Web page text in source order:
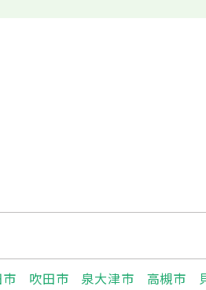
吹田市 泉大津市 高槻市